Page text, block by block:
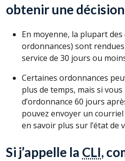
obtenir une
En moyenne, la plupart
ordonnances) sont
service de 30 jours ou
Certaines ordonnances
plus de temps, mais si vous
d’ordonnance 60 jours
pouvez envoyer un courriel
en savoir plus sur l’état de
Si j’appelle la CLI,